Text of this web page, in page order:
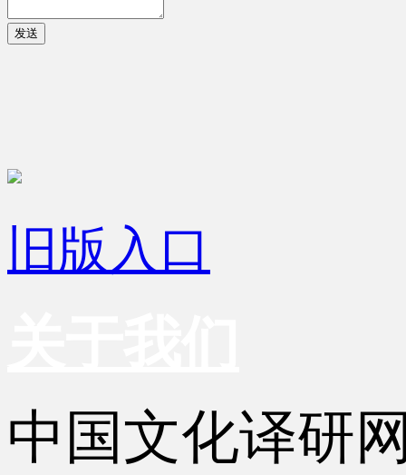
发送
旧版入口
中国文化译研